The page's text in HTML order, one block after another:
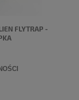
FLYTRAP -